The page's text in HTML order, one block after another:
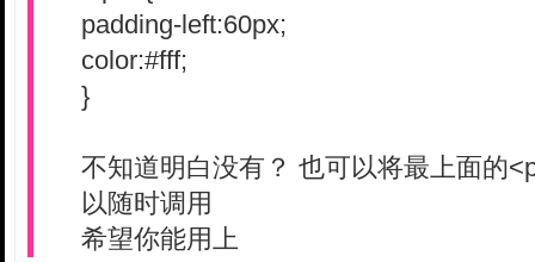
padding-left:60px;
color:#fff;
}
不知道明白没有？ 也可以将最上面的
以随时调用
希望你能用上